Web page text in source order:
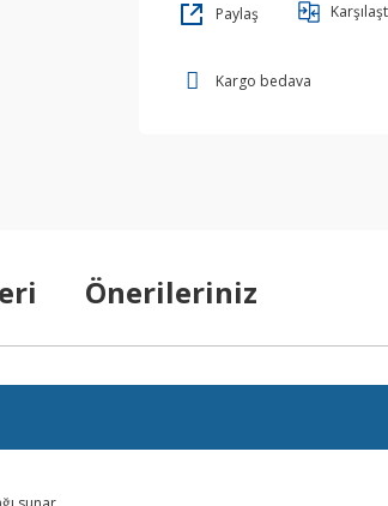
Paylaş
Kargo bedava
Önerileriniz